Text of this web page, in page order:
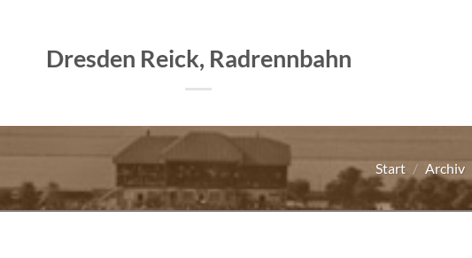
Dresden Reick, Radrennbahn
Start / Archiv